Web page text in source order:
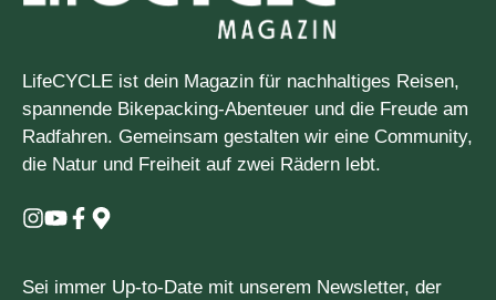
LifeCYCLE ist dein Magazin für nachhaltiges Reisen,
spannende Bikepacking-Abenteuer und die Freude am
Radfahren. Gemeinsam gestalten wir eine Community,
die Natur und Freiheit auf zwei Rädern lebt.
Sei immer Up-to-Date mit unserem Newsletter, der